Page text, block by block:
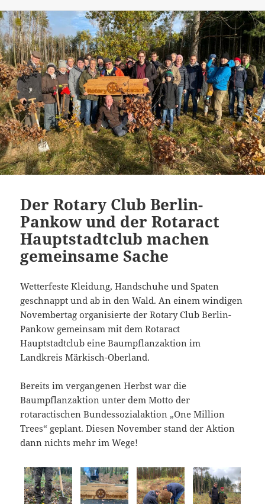
Der Rotary Club Berlin-
Pankow und der Rotaract
Hauptstadtclub machen
gemeinsame Sache
Wetterfeste Kleidung, Handschuhe und Spaten
geschnappt und ab in den Wald. An einem windigen
Novembertag organisierte der Rotary Club Berlin-
Pankow gemeinsam mit dem Rotaract
Hauptstadtclub eine Baumpflanzaktion im
Landkreis Märkisch-Oberland.
Bereits im vergangenen Herbst war die
Baumpflanzaktion unter dem Motto der
rotaractischen Bundessozialaktion „One Million
Trees“ geplant. Diesen November stand der Aktion
dann nichts mehr im Wege!